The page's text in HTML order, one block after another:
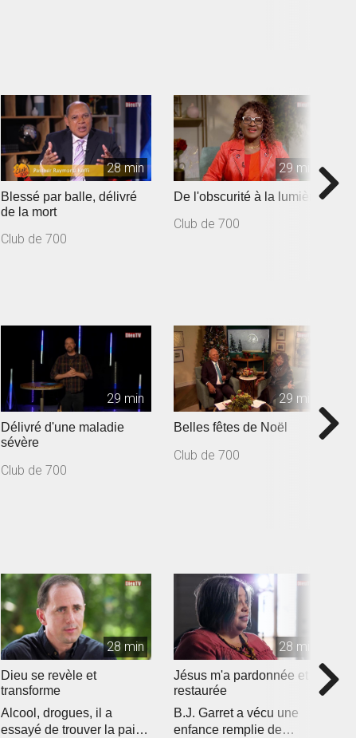
28 min
Blessé par balle, délivré
de la mort
Club de 700
29 min
De l'obscurité à la lumière
Club de 700
29 min
Délivré d'une maladie
sévère
Club de 700
29 min
Belles fêtes de Noël
Club de 700
28 min
Dieu se revèle et
transforme
Alcool, drogues, il a
essayé de trouver la paix
28 min
Jésus m'a pardonnée et
restaurée
B.J. Garret a vécu une
enfance remplie de